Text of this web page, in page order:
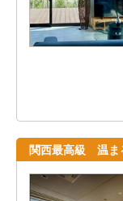
関西最高級 温ま